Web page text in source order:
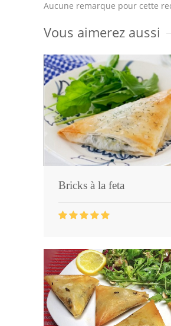
Aucune remarque pour cette
Vous aimerez aussi
Bricks à la feta